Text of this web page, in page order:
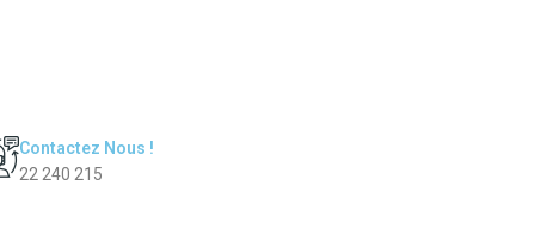
Contactez Nous !
22 240 215